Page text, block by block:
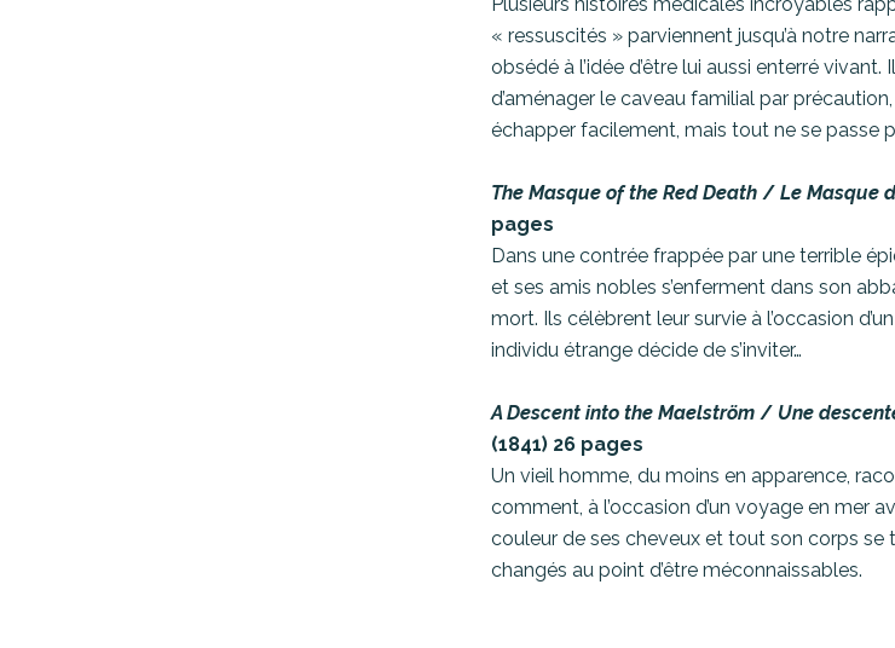
« ressuscités » parviennent jusqu’à notre
obsédé à l’idée d’être lui aussi enterré vivant.
d’aménager le caveau familial par précaution,
échapper facilement, mais tout ne se passe
The Masque of the Red Death / Le Masque
pages
Dans une contrée frappée par une terrible
et ses amis nobles s’enferment dans son
mort. Ils célèbrent leur survie à l’occasion
individu étrange décide de s’inviter…
A Descent into the Maelström / Une
(1841) 26 pages
Un vieil homme, du moins en apparence,
comment, à l’occasion d’un voyage en mer
couleur de ses cheveux et tout son corps
changés au point d’être méconnaissables.